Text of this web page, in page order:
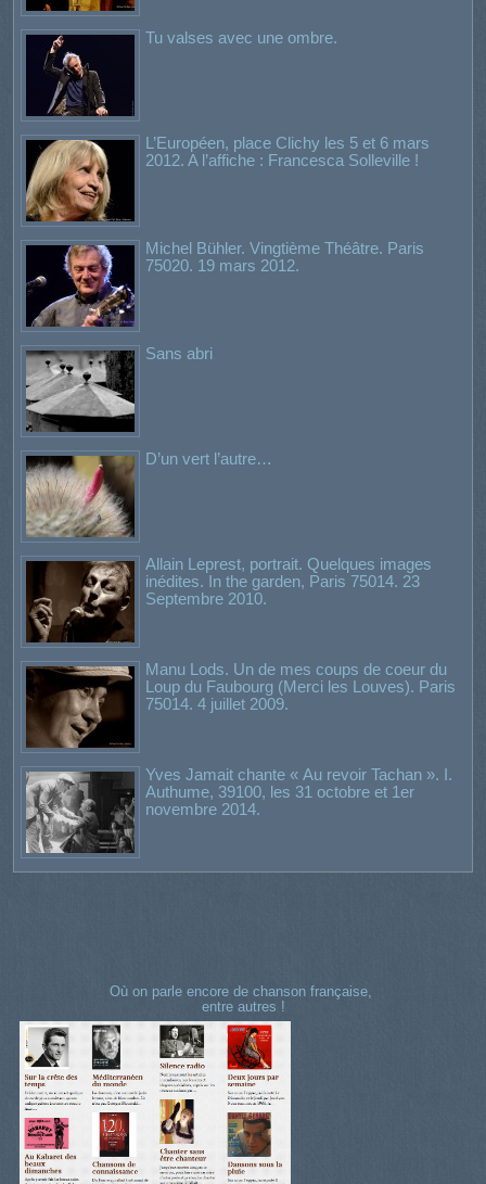
Tu valses avec une ombre.
L’Européen, place Clichy les 5 et 6 mars
2012. A l’affiche : Francesca Solleville !
Michel Bühler. Vingtième Théâtre. Paris
75020. 19 mars 2012.
Sans abri
D’un vert l’autre…
Allain Leprest, portrait. Quelques images
inédites. In the garden, Paris 75014. 23
Septembre 2010.
Manu Lods. Un de mes coups de coeur du
Loup du Faubourg (Merci les Louves). Paris
75014. 4 juillet 2009.
Yves Jamait chante « Au revoir Tachan ». I.
Authume, 39100, les 31 octobre et 1er
novembre 2014.
Où on parle encore de chanson française,
entre autres !